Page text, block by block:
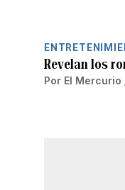
Revelan los
Por El Mercurio